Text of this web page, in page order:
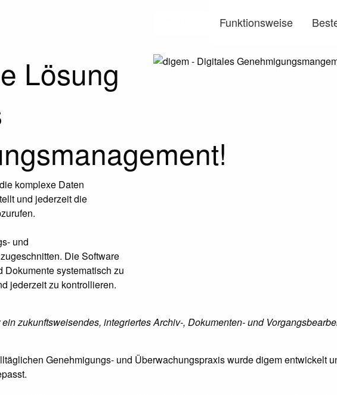
Funktionsweise
Lösung
komplexe Daten
und jederzeit die
und
Die Software
Dokumente systematisch zu
jederzeit zu kontrollieren.
zukunftsweisendes, integriertes Archiv-, Dokumenten- und
Genehmigungs- und Überwachungspraxis wurde digem entwickelt